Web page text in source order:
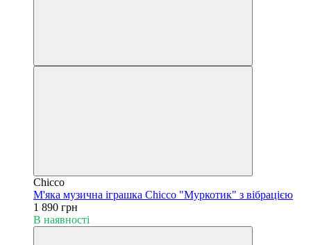
Chicco
М'яка музична іграшка Chicco "Муркотик" з вібрацією
1 890 грн
В наявності